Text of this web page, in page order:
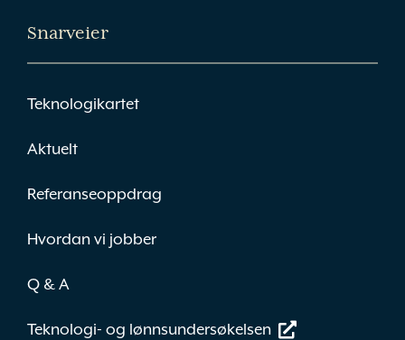
Snarveier
Teknologikartet
Aktuelt
Referanseoppdrag
Hvordan vi jobber
Q & A
Teknologi- og lønnsundersøkelsen